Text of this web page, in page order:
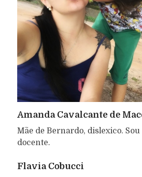
Amanda Cavalcante de
Mãe de Bernardo, dislexico.
docente.
Flavia Cobucci